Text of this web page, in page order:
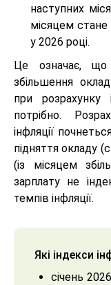
наступних
місяцем стане
у 2026 році.
Це означає, що
збільшення
при розрахунку
потрібно.
інфляції
підняття окладу
(із місяцем
зарплату не
темпів інфляції.
Які індекси
січень